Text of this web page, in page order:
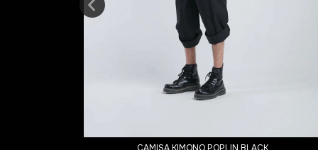
CAMISA KIMONO POPLIN BLACK